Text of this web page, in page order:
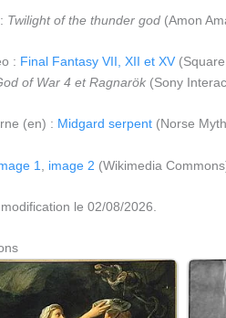
Twilight of the thunder god (Amon
: Final Fantasy VII, XII et XV
of War 4 et Ragnarök (Sony
(en) : Midgard serpent (Norse
1 image 2 (Wikimedia
le 02/08/2026.